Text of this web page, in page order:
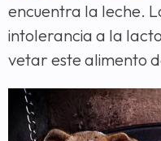
encuentra la leche.
intolerancia a la
vetar este alimento